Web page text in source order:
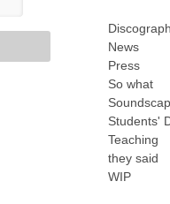
News
Press
So what
Students'
Teaching
they said
WIP